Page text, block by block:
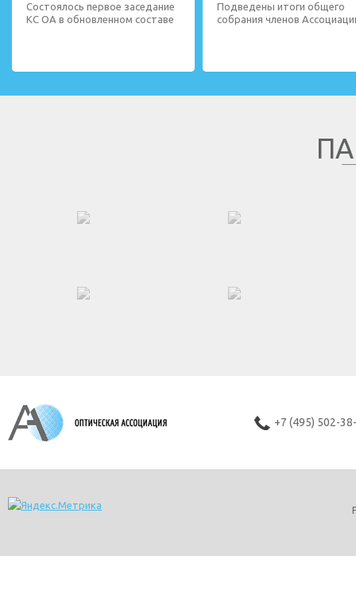
Состоялось первое заседание
КС ОА в обновленном составе
Подведены итоги общего
собрания членов
+7 (495) 502-